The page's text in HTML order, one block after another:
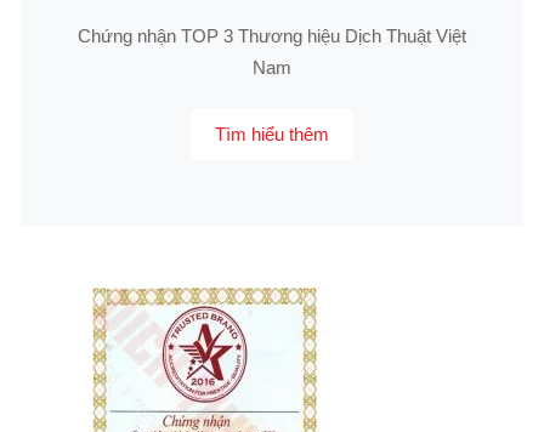
Chứng nhận TOP 3 Thương hiệu Dịch Thuật Việt
Nam
Tìm hiểu thêm